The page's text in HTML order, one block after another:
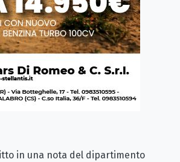
in una nota del dipartimento